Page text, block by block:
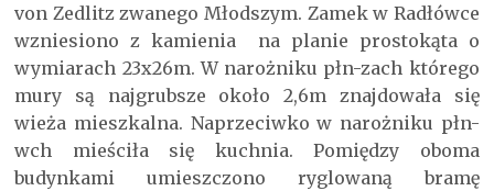
von Zedlitz zwanego Młodszym. Zamek w Radłówce
wzniesiono z kamienia na planie prostokąta o
wymiarach 23x26m. W narożniku płn-zach którego
mury są najgrubsze około 2,6m znajdowała się
wieża mieszkalna. Naprzeciwko w narożniku płn-
wch mieściła się kuchnia. Pomiędzy oboma
budynkami umieszczono ryglowaną bramę